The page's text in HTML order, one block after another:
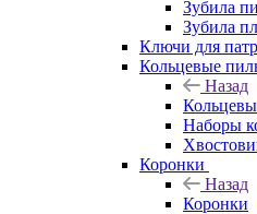
Зубила
Зубила
Ключи для
Кольцевые
Назад
Наборы
Коронки
Назад
Коронки